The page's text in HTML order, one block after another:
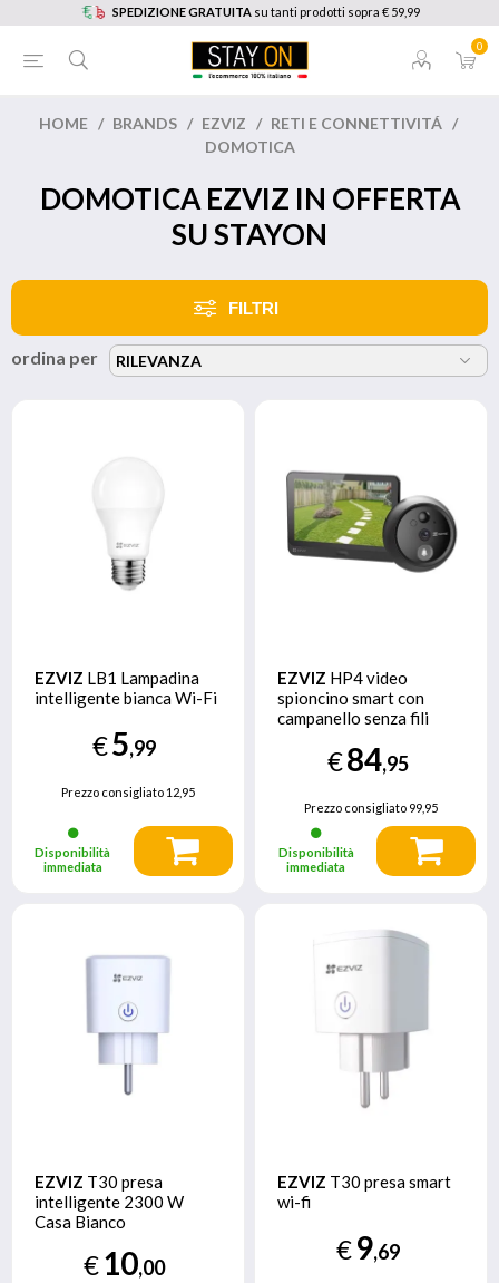
SPEDIZIONE GRATUITA su tanti prodotti sopra € 59,99
0
HOME / BRANDS / EZVIZ / RETI E CONNETTIVITÁ /
DOMOTICA
DOMOTICA EZVIZ IN OFFERTA
SU STAYON
FILTRI
ordina per
EZVIZ LB1 Lampadina
intelligente bianca Wi-Fi
€5,99
Prezzo consigliato12,95
Disponibilità
immediata
EZVIZ HP4 video
spioncino smart con
campanello senza fili
€84,95
Prezzo consigliato 99,95
Disponibilità
immediata
EZVIZ T30 presa
intelligente 2300 W
Casa Bianco
€10,00
EZVIZ T30 presa smart
wi-fi
€9,69